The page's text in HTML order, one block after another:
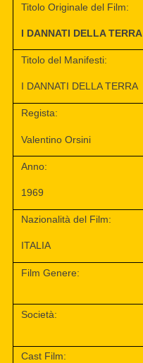
Titolo Originale del Film:
I DANNATI DELLA TERRA
Titolo del Manifesti:
I DANNATI DELLA TERRA
Regista:
Valentino Orsini
Anno:
1969
Nazionalità del Film:
ITALIA
Film Genere:
Società:
Cast Film: